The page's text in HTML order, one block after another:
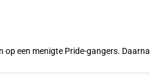
een menigte Pride-gangers.